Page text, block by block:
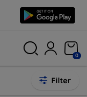
0
Filter